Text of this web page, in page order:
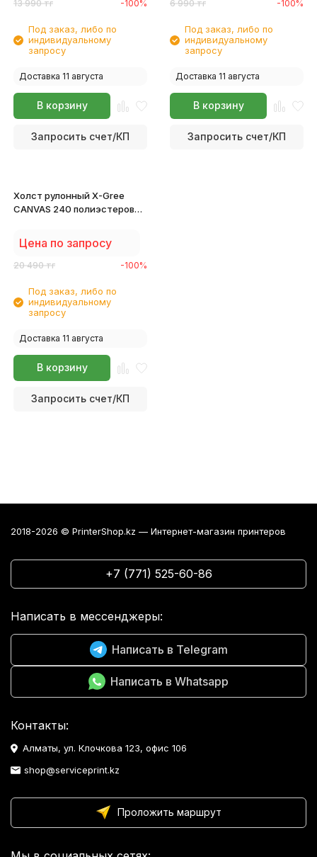
13 990 тг -100%
Под заказ, либо по
индивидуальному
запросу
Доставка 11 августа
В корзину
Запросить счет/КП
6 990 тг -100%
Под заказ, либо по
индивидуальному
запросу
Доставка 11 августа
В корзину
Запросить счет/КП
Холст рулонный X-Gree
CANVAS 240 полиэстеровый
Цена по запросу
20 490 тг -100%
Под заказ, либо по
индивидуальному
запросу
Доставка 11 августа
В корзину
Запросить счет/КП
2018-2026 © PrinterShop.kz — Интернет-магазин принтеров
+7 (771) 525-60-86
Написать в мессенджеры:
Написать в Telegram
Написать в Whatsapp
Контакты:
Алматы, ул. Клочкова 123, офис 106
shop@serviceprint.kz
Проложить маршрут